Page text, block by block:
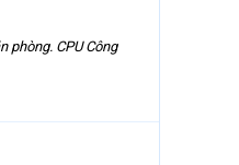
phòng. CPU Công